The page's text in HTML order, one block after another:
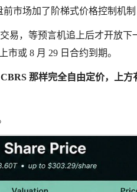
市场加了阶梯式价格控制机制
易，等预言机追上后才开放下
或 8 月 29 日合约到期。
那样完全自由定价，上方